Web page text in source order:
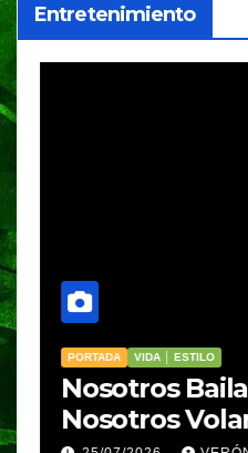
Entretenimiento
PORTADA VIDA │ ESTILO
Nosotros
Nosotros